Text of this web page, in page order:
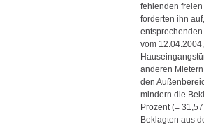
fehlenden
forderten ihn
vom
anderen
den
mindern die
Prozent (=
Beklagten aus